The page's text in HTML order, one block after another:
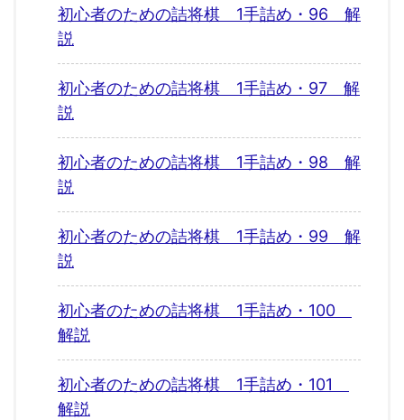
初心者のための詰将棋 1手詰め・96 解
説
初心者のための詰将棋 1手詰め・97 解
説
初心者のための詰将棋 1手詰め・98 解
説
初心者のための詰将棋 1手詰め・99 解
説
初心者のための詰将棋 1手詰め・100
解説
初心者のための詰将棋 1手詰め・101
解説